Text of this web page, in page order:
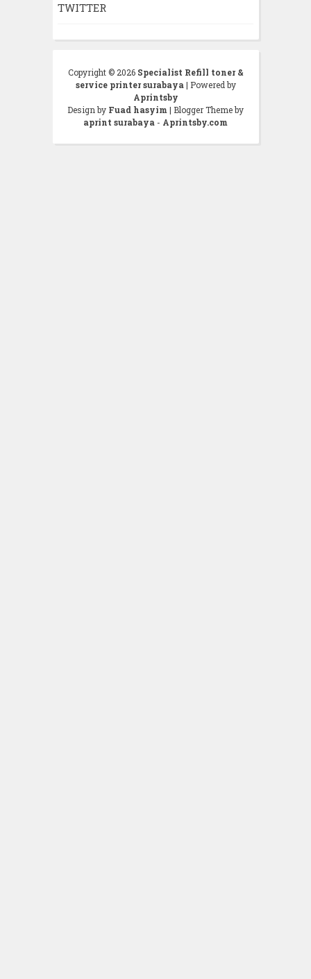
TWITTER
Copyright © 2026 Specialist Refill toner &
service printer surabaya | Powered by
Aprintsby
Design by Fuad hasyim | Blogger Theme by
aprint surabaya - Aprintsby.com